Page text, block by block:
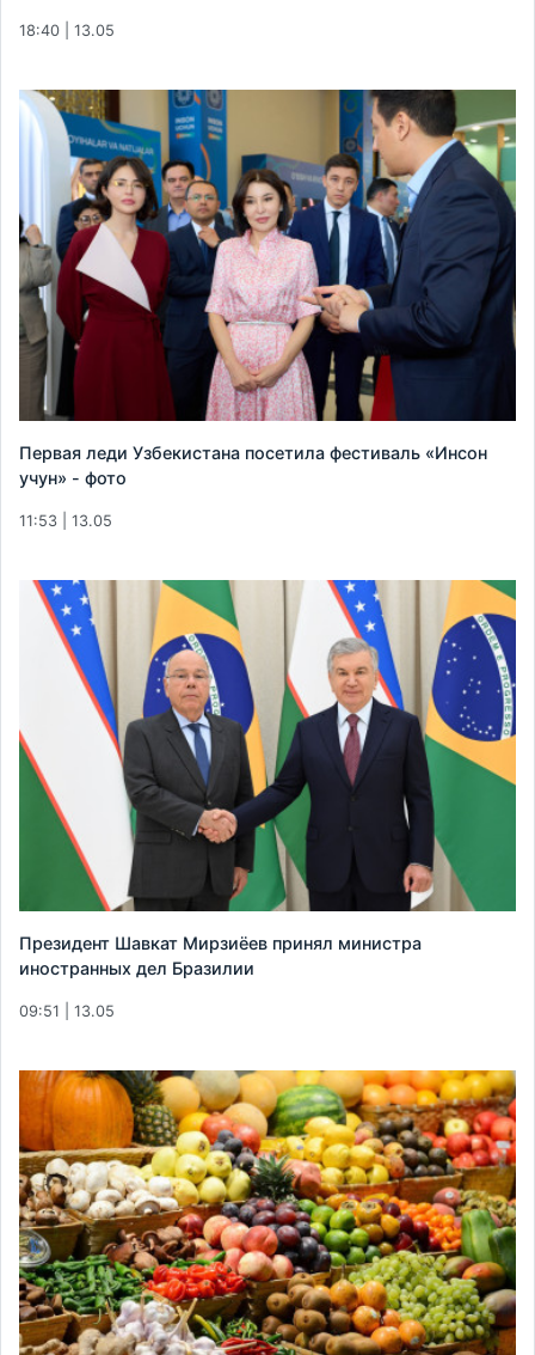
18:40 | 13.05
Первая леди Узбекистана посетила фестиваль «Инсон
учун» - фото
11:53 | 13.05
Президент Шавкат Мирзиёев принял министра
иностранных дел Бразилии
09:51 | 13.05